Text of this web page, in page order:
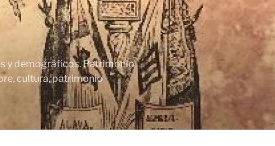
y demográficos. Patrimonio
cultura, patrimonio